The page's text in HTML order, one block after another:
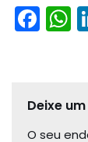
F
a
e
b
h
A
Deixe
O seu